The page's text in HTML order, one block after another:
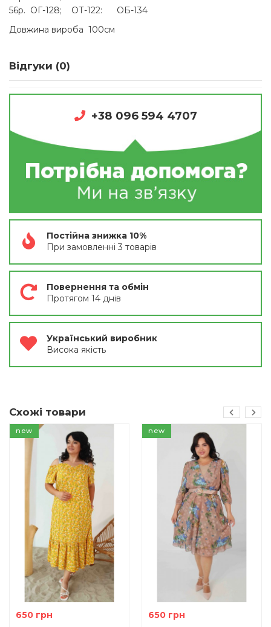
56р. ОГ-128; ОТ-122: ОБ-134
Довжина вироба 100см
Відгуки (0)
+38 096 594 4707
Постійна знижка 10%
При замовленні 3 товарів
Повернення та обмін
Протягом 14 днів
Український виробник
Висока якість
Схожі товари
new
650 грн
new
650 грн